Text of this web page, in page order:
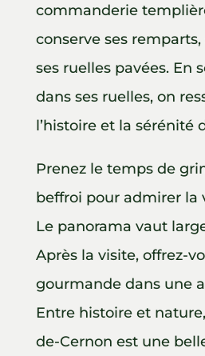
commanderie
conserve ses
ses ruelles pavées. En
dans ses ruelles, on
l’histoire et la sérénité
Prenez le temps de
beffroi pour admirer la
Le panorama vaut
Après la visite, offrez-
gourmande dans une
Entre histoire et
de-Cernon est une